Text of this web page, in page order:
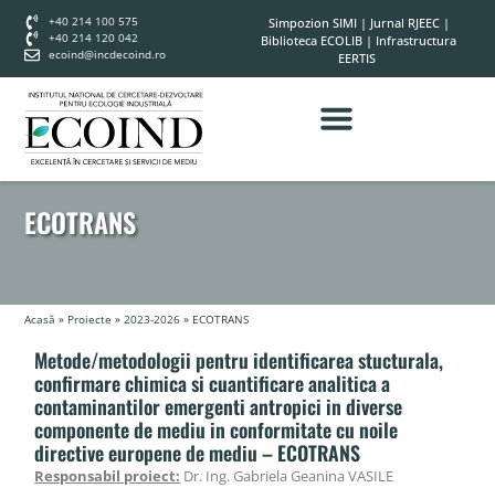
+40 214 100 575
+40 214 120 042
ecoind@incdecoind.ro
Simpozion SIMI| Jurnal RJEEC|
Biblioteca ECOLIB | Infrastructura
EERTIS
ECOTRANS
Acasă » Proiecte »2023-2026 » ECOTRANS
Metode/metodologii pentru identificarea stucturala,
confirmare chimica si cuantificare analitica a
contaminantilor emergenti antropici in diverse
componente de mediu in conformitate cu noile
directive europene de mediu – ECOTRANS
Responsabil proiect: Dr. Ing. Gabriela Geanina VASILE